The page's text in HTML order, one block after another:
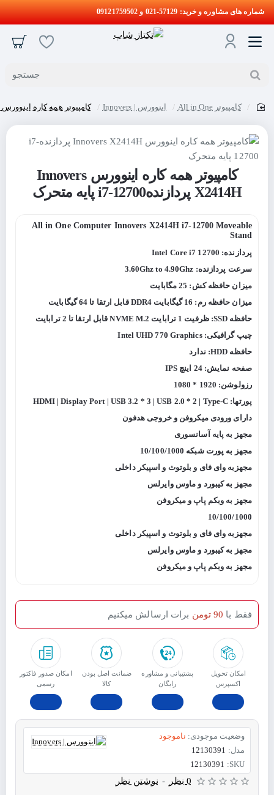
شماره های مشاوره و خرید: 57129-021 و 09121759502
جستجو
کامپیوتر All in One اینوورس | Innovers کامپیوتر همه کاره اینوورس Innovers X2414H پردازندهi7-12700 پایه متحرک
کامپیوتر همه کاره اینوورس Innovers
X2414H پردازندهi7-12700 پایه متحرک
All in One Computer Innovers X2414H i7-12700 Moveable
Stand
پردازنده: Intel Core i7 12700
سرعت پردازنده: 3.60Ghz to 4.90Ghz
میزان حافظه کش: 25 مگابایت
میزان حافظه رم: 16 گیگابایت DDR4 قابل ارتقا تا 64 گیگابایت
حافظه SSD: ظرفیت 1 ترابایت NVME M.2 قابل ارتقا تا 2 ترابایت
چیپ گرافیکی: Intel UHD 770 Graphics
حافظه HDD: ندارد
صفحه نمایش: 24 اینچ IPS
رزولوشن: 1920 * 1080
پورتها: HDMI | Display Port | USB 3.2 * 3 | USB 2.0 * 2 | Type-C
دارای ورودی میکروفن و خروجی هدفون
مجهز به پایه آسانسوری
مجهز به پورت شبکه 10/100/1000
مجهزبه وای فای و بلوتوث و اسپیکر داخلی
مجهز به کیبورد و ماوس وایرلس
مجهز به وبکم پاپ و میکروفن
10/100/1000
مجهزبه وای فای و بلوتوث و اسپیکر داخلی
مجهز به کیبورد و ماوس وایرلس
مجهز به وبکم پاپ و میکروفن
امکان تحویل
اکسپرس
پشتیبانی و مشاوره
رایگان
ﺿﻤﺎﻧﺖ اﺻﻞ ﺑﻮدن
ﮐﺎﻟﺎ
امکان صدور فاکتور
رسمی
فقط با 90 تومن برات ارسالش میکنیم
وضعیت موجودی: ناموجود
مدل: 12130391
SKU:
12130391
0 نظر - نوشتن نظر